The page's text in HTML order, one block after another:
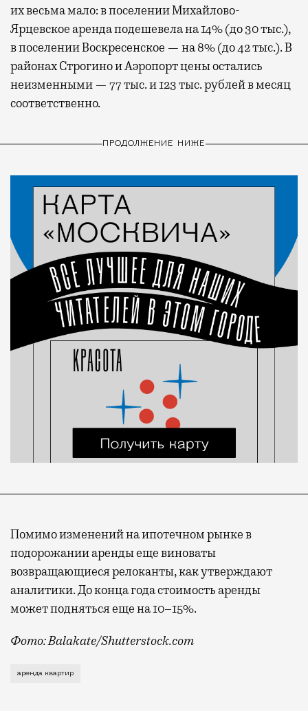
их весьма мало: в поселении Михайлово-
Ярцевское аренда подешевела на 14% (до 30 тыс.),
в поселении Воскресенское — на 8% (до 42 тыс.). В
районах Строгино и Аэропорт цены остались
неизменными — 77 тыс. и 123 тыс. рублей в месяц
соответственно.
ПРОДОЛЖЕНИЕ НИЖЕ
Помимо изменений на ипотечном рынке в
подорожании аренды еще виноваты
возвращающиеся релоканты, как утверждают
аналитики. До конца года стоимость аренды
может подняться еще на 10–15%.
Фото: Balakate/Shutterstock.com
В Москве уже который месяц дорожает аренда
аренда квартир